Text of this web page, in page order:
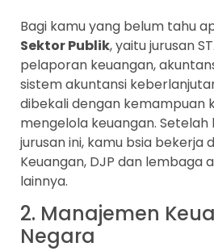
Bagi kamu yang belum tahu
Sektor Publik, yaitu jurusan
pelaporan keuangan,
sistem akuntansi
dibekali dengan kemampuan
mengelola keuangan. Setelah
jurusan ini, kamu bsia bekerja
Keuangan, DJP dan lembaga
lainnya.
2. Manajemen
Negara